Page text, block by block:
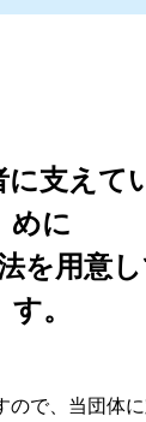
に支えて
めに
を用意
す。
ので、当団体